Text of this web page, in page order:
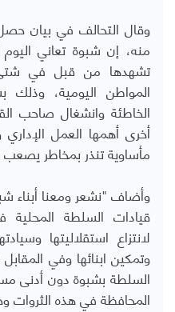
وقال التحالف في بيان
منه، إن شبوة تعاني
تشهدها من قبل في شتى
المواطن اليومية،
الخاطئة وانشغال صاحب
أخرى أهمها العمل
مأساوية تنذر بمخاطر يصعب
وأضاف "نشعر ومعنا أبناء
قيادات السلطة المحلية
لانتزاع استقلاليتها
وتمكين ابنائها وفي
السلطة بشبوة دون أدنى
المحافظة في هذه الثروات